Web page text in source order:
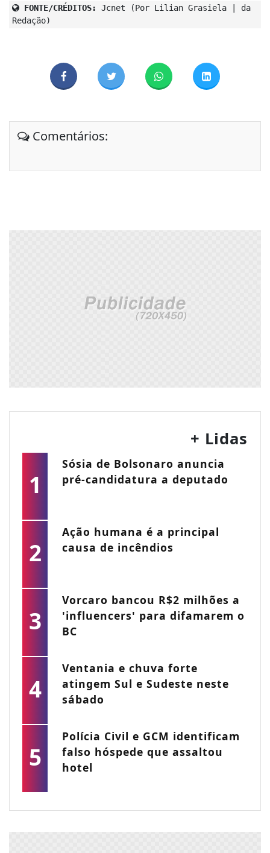
FONTE/CRÉDITOS:
Jcnet (Por Lilian Grasiela | da
Redação)
Comentários:
+ Lidas
1
Sósia de Bolsonaro anuncia
pré-candidatura a deputado
2
Ação humana é a principal
causa de incêndios
3
Vorcaro bancou R$2 milhões a
'influencers' para difamarem o
BC
4
Ventania e chuva forte
atingem Sul e Sudeste neste
sábado
5
Polícia Civil e GCM identificam
falso hóspede que assaltou
hotel